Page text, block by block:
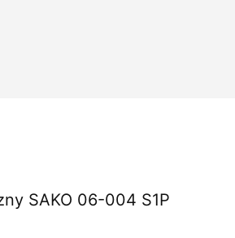
SAKO 06-004 S1P